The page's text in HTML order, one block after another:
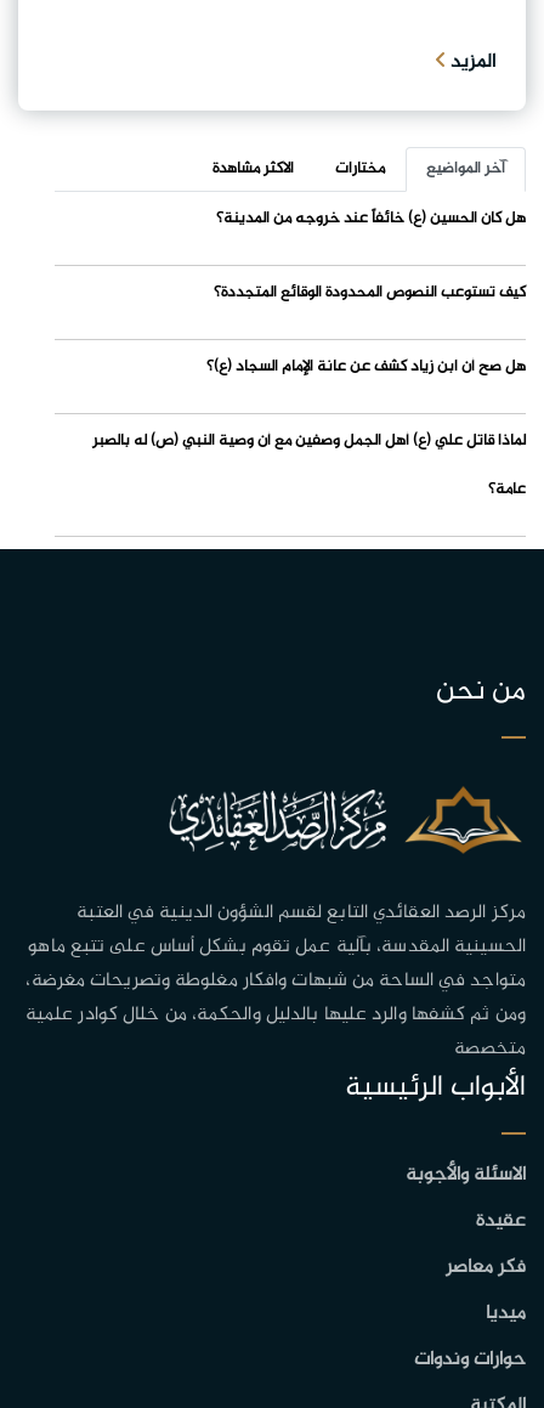
المزيد
آخر المواضيع مختارات
الاكثر مشاهدة
هل كان الحسين (ع) خائفاً عند خروجه من المدينة؟
كيف تستوعب النصوص المحدودة الوقائع المتجددة؟
هل صح أن ابن زياد كشف عن عانة الإمام السجاد (ع)؟
لماذا قاتل علي (ع) أهل الجمل وصفين مع أن وصية النبي (ص) له بالصبر
عامة؟
من نحن
مركز الرصد العقائدي التابع لقسم الشؤون الدينية في العتبة
الحسينية المقدسة، بآلية عمل تقوم بشكل أساس على تتبع ماهو
متواجد في الساحة من شبهات وافكار مغلوطة وتصريحات مغرضة،
ومن ثم كشفها والرد عليها بالدليل والحكمة، من خلال كوادر علمية
متخصصة
الأبواب الرئيسية
الاسئلة والأجوبة
عقيدة
فكر معاصر
ميديا
حوارات وندوات